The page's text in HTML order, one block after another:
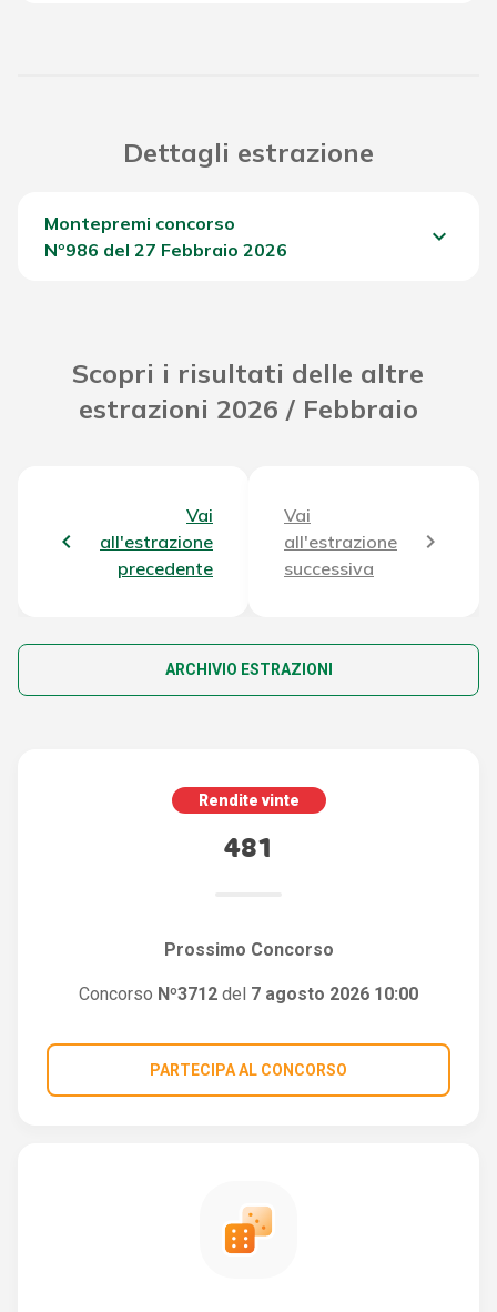
Dettagli estrazione
Montepremi concorso
Nº986 del 27 Febbraio 2026
keyboard_arrow_down
Scopri i risultati delle altre
estrazioni 2026 / Febbraio
Vai
all'estrazione
precedente
Vai
all'estrazione
successiva
ARCHIVIO ESTRAZIONI
Rendite vinte
481
Prossimo Concorso
Concorso Nº3712 del 7 agosto 2026 10:00
PARTECIPA AL CONCORSO